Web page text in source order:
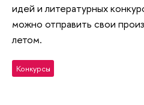
идей и литературных
можно отправить свои
летом.
Конкурсы